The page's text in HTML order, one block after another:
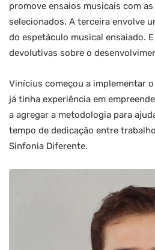
promove ensaios musicais com
selecionados. A terceira envolve
do espetáculo musical ensaiado.
devolutivas sobre o
Vinícius começou a implementar
já tinha experiência em
a agregar a metodologia para
tempo de dedicação entre
Sinfonia Diferente.